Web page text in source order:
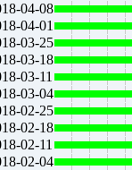
04-08
04-01
03-25
03-18
03-11
03-04
02-25
02-18
02-11
02-04